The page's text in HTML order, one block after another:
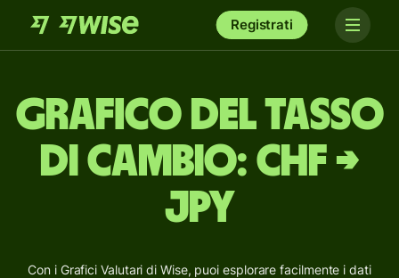
Registrati
Grafico del tasso
di cambio: CHF →
JPY
Con i Grafici Valutari di Wise, puoi esplorare facilmente i dati